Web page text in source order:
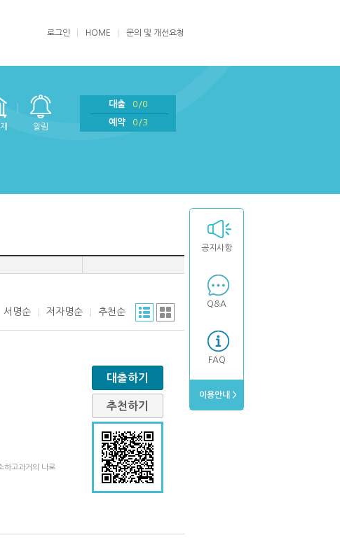
로그인 HOME 문의 및 개선요청
알림
대출
0/0
예약
0/3
공지사항
Q&A
FAQ
이용안내 >
서명순 저자명순 추천순
하고과거의 나로
대출하기
추천하기